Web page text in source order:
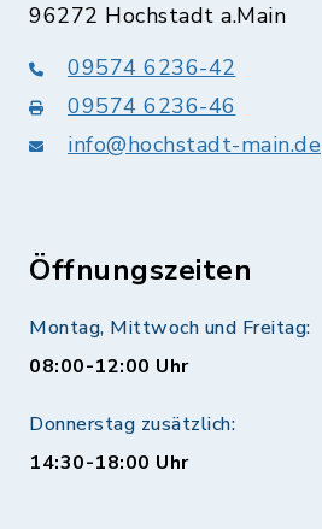
96272 Hochstadt a.Main
09574 6236-42
09574 6236-46
info@hochstadt-main.de
Öffnungszeiten
Montag, Mittwoch und Freitag:
08:00-12:00 Uhr
Donnerstag zusätzlich:
14:30-18:00 Uhr